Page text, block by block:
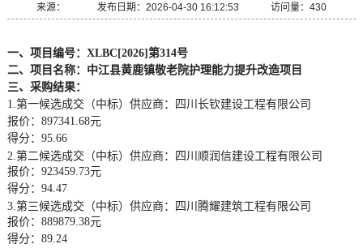
来源： 发布日期：2026-04-30 16:12:53 访问量：430
一、项目编号： XLBC[2026]第314号
二、项目名称：中江县黄鹿镇敬老院护理能力提升改造项目
三、采购结果：
1.第一候选成交（中标）供应商：四川长钦建设工程有限公司
报价： 897341.68元
得分： 95.66
2.第二候选成交（中标）供应商：四川顺润信建设工程有限公司
报价： 923459.73元
得分： 94.47
3.第三候选成交（中标）供应商：四川腾耀建筑工程有限公司
报价： 889879.38元
得分： 89.24